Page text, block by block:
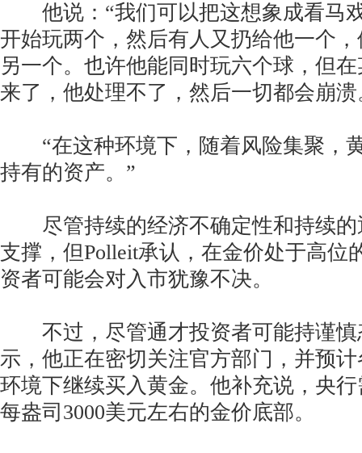
他说：“我们可以把这想象成看马
开始玩两个，然后有人又扔给他一个
另一个。也许他能同时玩六个球，但
来了，他处理不了，然后一切都会崩溃
“在这种环境下，随着风险集聚，
持有的资产。”
尽管持续的经济不确定性和持续的
支撑，但Polleit承认，在金价处于高位
资者可能会对入市犹豫不决。
不过，尽管通才投资者可能持谨慎
示，他正在密切关注官方部门，并预
环境下继续买入黄金。他补充说，央
每盎司3000美元左右的金价底部。